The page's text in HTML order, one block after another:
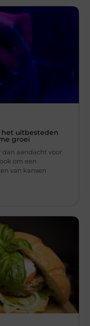
het uitbesteden
groei
aandacht voor
om een
van kansen